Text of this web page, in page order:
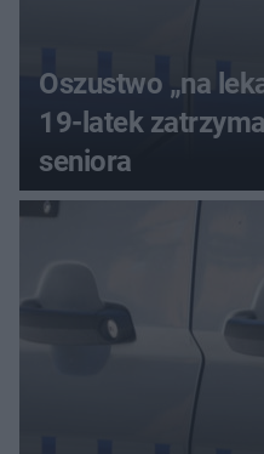
Oszustwo „na
19-latek
seniora